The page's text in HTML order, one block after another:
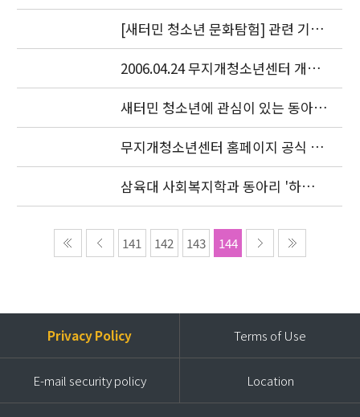
[새터민 청소년 문화탐험] 관련 기관
실무자 간담회
2006.04.24 무지개청소년센터 개소
식이 있었습니다.
새터민 청소년에 관심이 있는 동아리
를 찾습니다.
무지개청소년센터 홈페이지 공식 오
픈
삼육대 사회복지학과 동아리 '하늘
샘' 특강
141 142 143 144
Privacy Policy Terms of Use
E-mail security policy Location